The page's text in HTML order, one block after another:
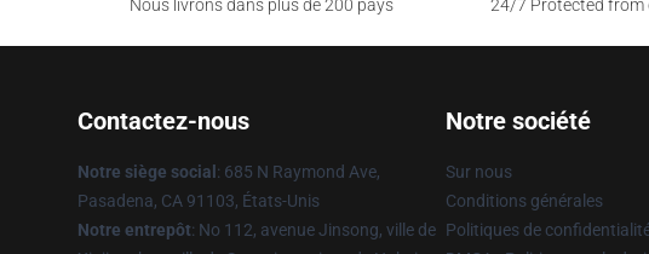
Nous livrons dans plus de 200 pays
24/7 Protected from
Contactez-nous
Notre siège social : 685 N Raymond Ave,
Pasadena, CA 91103, États-Unis
Notre entrepôt: No 112, avenue Jinsong, ville de
Notre société
Sur nous
Conditions générales
Politiques de